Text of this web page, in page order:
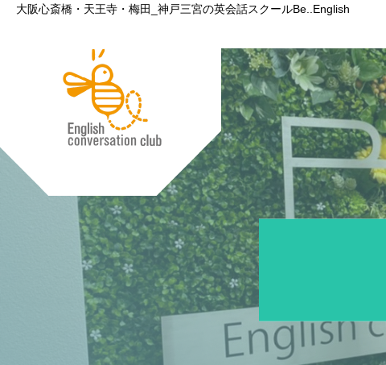
大阪心斎橋・天王寺・梅田_神戸三宮の英会話スクールBe..English